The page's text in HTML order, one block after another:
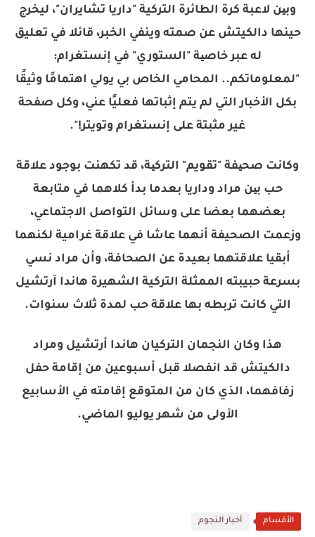
وبین لاعبة كرة الطائرة التركية "داريا تشايران"، ليخرج
حينها دالكيتش عن صمته وينفي الخبر، قائلا في تعليق
له عبر خاصیة "الستوري" في إنستغرام:
"لمعلوماتكم.. المحامي الخاص بي يولي اهتمامًا وثيقًا
بكل الأخبار التي لم يتم إثباتها فعليًا عني، وكل صفحة
غير مثبتة على إنستغرام وتويتر!".
وكانت صحیفة "تقويم" التركیة، قد تكهنت بوجود علاقة
حب بین مراد وداريا بعدما بدأ كلاهما في متابعة
بعضهما بعضا على وسائل التواصل الاجتماعي،
وزعمت الصحيفة أنهما عاشا في علاقة غرامية لكنهما
أبقيا علاقتهما بعيدة عن الصحافة، وأن مراد نسي
بسرعة حبيبته الممثلة التركية الشهيرة هاندا آرتشيل
التي كانت تربطه بها علاقة حب لمدة ثلاث سنوات.
هذا وكان النجمان التركيان هاندا أرتشيل ومراد
دالكيتش قد انفصلا قبل أسبوعين من إقامة حفل
زفافهما، الذي كان من المتوقع إقامته في الأسابيع
الأولى من شهر يوليو الماضي.
الأقسام أخبار النجوم